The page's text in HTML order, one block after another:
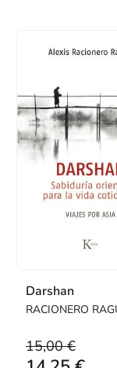
Darshan
RACIONERO
15,00 €